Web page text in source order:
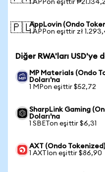
1 APPon eşittir
🇵🇱AppLovin (Ondo
1 APPon eşittir zł
Diğer RWA'ları USD'ye
MP Materials (Ondo
Doları'na
1 MPon eşittir $52,72
SharpLink Gaming
Doları'na
1 SBETon eşittir $6,31
AXT (Ondo
1 AXTIon eşittir $86,90